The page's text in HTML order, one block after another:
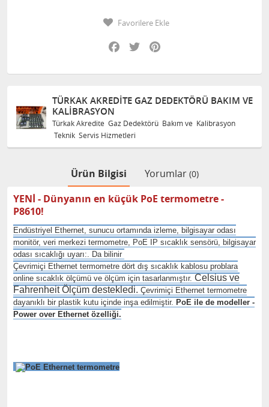
Favorilere Ekle
Facebook
Twitter
TÜRKAK AKREDITE GAZ DEDEKTÖRÜ BAKIM VE
KALIBRASYON
Türkak Akredite Gaz Dedektörü Bakım ve Kalibrasyon
Teknik Servis Hizmetleri
Ürün Bilgisi Yorumlar (0)
YENİ - Dünyanın en küçük PoE termometre -
P8610!
Endüstriyel Ethernet, sunucu ortamında izleme, bilgisayar odası
monitör, veri merkezi termometre, PoE IP sıcaklık sensörü, bilgisayar
odası sıcaklığı uyarı:. Da bilinir
Çevrimiçi Ethernet termometre dört dış sıcaklık kablosu problara
online sıcaklık ölçümü ve ölçüm için tasarlanmıştır. Celsius ve
Fahrenheit Ölçüm destekledi. Çevrimiçi Ethernet termometre
dayanıklı bir plastik kutu içinde inşa edilmiştir. PoE ile de modeller -
Power over Ethernet özelliği.